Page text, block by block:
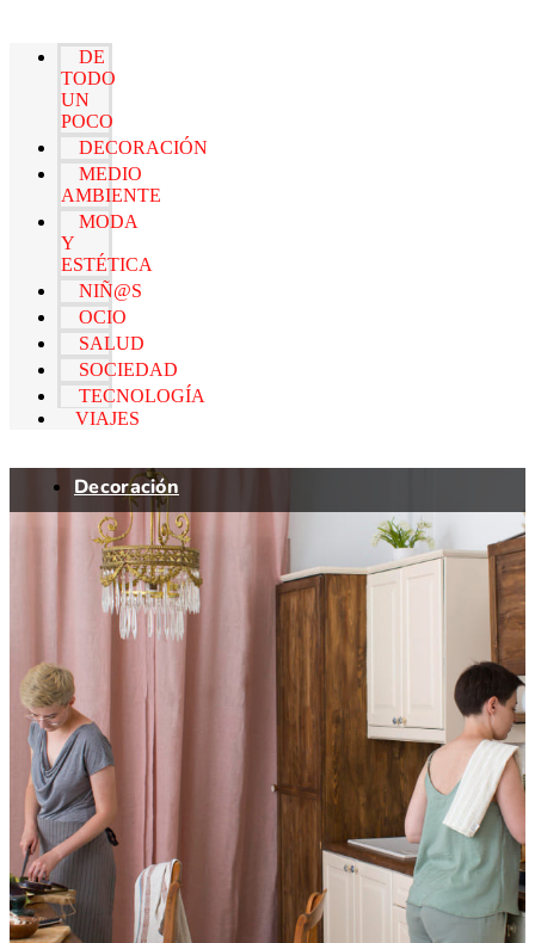
DE
TODO
UN
POCO
DECORACIÓN
MEDIO
AMBIENTE
MODA
Y
ESTÉTICA
NIÑ@S
OCIO
SALUD
SOCIEDAD
TECNOLOGÍA
VIAJES
Decoración